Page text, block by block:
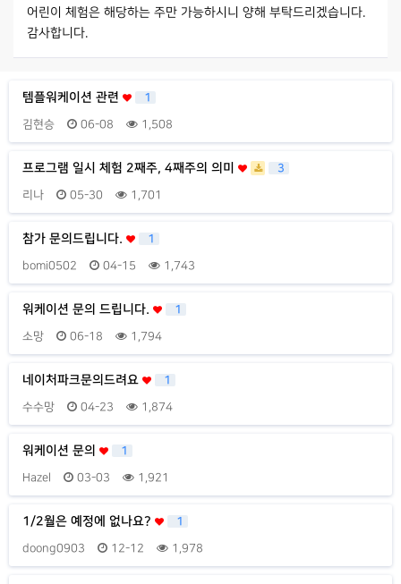
어린이 체험은 해당하는 주만 가능하시니 양해 부탁드리겠습니다.
감사합니다.
템플워케이션 관련 1
김현승 06-08 1,508
프로그램 일시 체험 2째주, 4째주의 의미 3
리나 05-30 1,701
참가 문의드립니다. 1
bomi0502 04-15 1,743
워케이션 문의 드립니다. 1
소망 06-18 1,794
네이처파크문의드려요 1
수수망 04-23 1,874
워케이션 문의 1
Hazel 03-03 1,921
1/2월은 예정에 없나요? 1
doong0903 12-12 1,978